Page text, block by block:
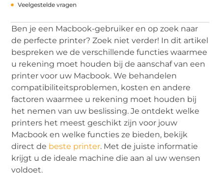
Veelgestelde vragen
Ben je een Macbook-gebruiker en op zoek naar
de perfecte printer? Zoek niet verder! In dit artikel
bespreken we de verschillende functies waarmee
u rekening moet houden bij de aanschaf van een
printer voor uw Macbook. We behandelen
compatibiliteitsproblemen, kosten en andere
factoren waarmee u rekening moet houden bij
het nemen van uw beslissing. Je ontdekt welke
printers het meest geschikt zijn voor jouw
Macbook en welke functies ze bieden, bekijk
direct de beste printer. Met de juiste informatie
krijgt u de ideale machine die aan al uw wensen
voldoet.